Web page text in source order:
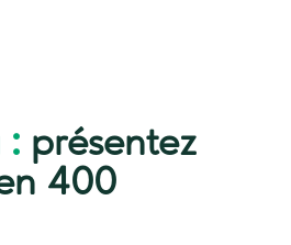
: présentez
400